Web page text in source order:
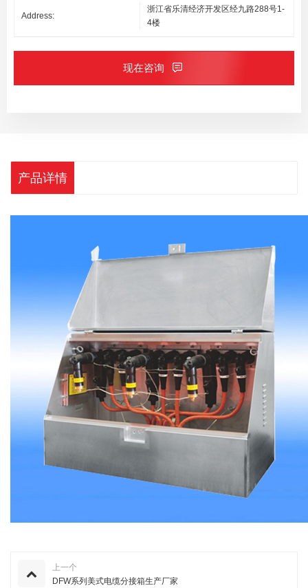
Address:
浙江省乐清经济开发区经九路288号1-
4楼
现在咨询
产品详情
上一个
DFW系列美式电缆分接箱生产厂家